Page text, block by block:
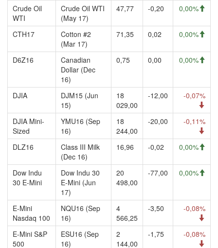
Crude Oil
WTI
Crude Oil WTI
(May 17)
47,77 -0,20 0,00%
CTH17
Cotton #2
(Mar 17)
71,35 0,02 0,00%
D6Z16
Canadian
Dollar (Dec
16)
0,75 0,00 0,00%
DJIA
DJM15 (Jun
15)
18
029,00
-12,00 -0,07%
DJIA Mini-
Sized
YMU16 (Sep
16)
18
244,00
-20,00 -0,11%
DLZ16
Class III Milk
(Dec 16)
16,96 -0,02 0,00%
Dow Indu
30 E-Mini
Dow Indu 30
E-Mini (Jun
17)
20
498,00
-77,00 0,00%
E-Mini
Nasdaq 100
NQU16 (Sep
16)
4
566,25
-3,50 -0,08%
E-Mini S&P
500
ESU16 (Sep
16)
2
144,00
-1,75 -0,08%